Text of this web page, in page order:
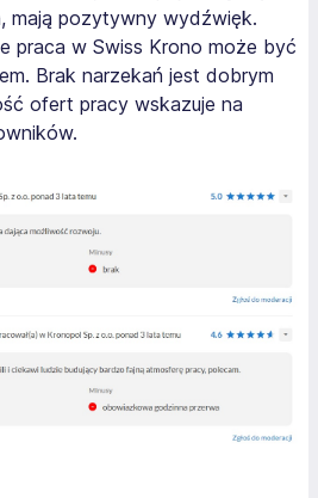
mają pozytywny wydźwięk.
praca w Swiss Krono może być
Brak narzekań jest dobrym
ofert pracy wskazuje na